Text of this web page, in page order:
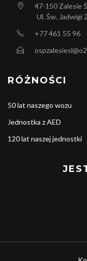
47-150 Zalesie
Ul. Św. Jadwigi 2
+77 461 55 96
RÓŻNOŚCI
50 lat naszego wozu
Jednostka z AED
120 lat naszej jednostki